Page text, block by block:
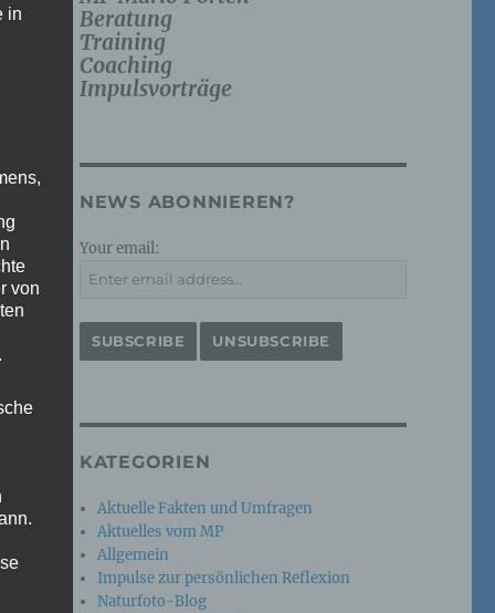
Beratung
Training
Coaching
Impulsvorträge
NEWS ABONNIEREN?
Your email:
KATEGORIEN
Aktuelle Fakten und Umfragen
Aktuelles vom MP
Allgemein
Impulse zur persönlichen Reflexion
Naturfoto-Blog
in
von